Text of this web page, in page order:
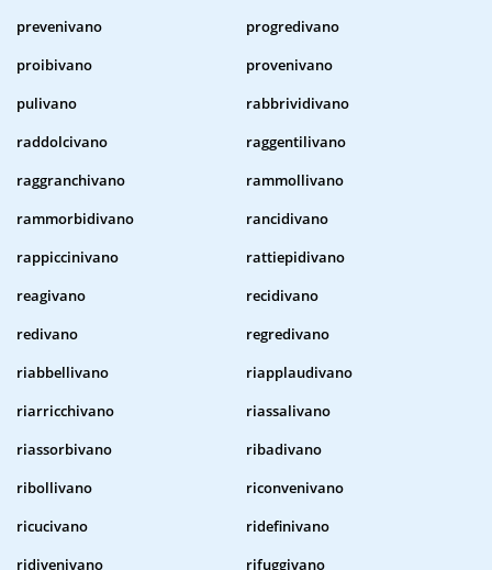
prevenivano
progredivano
proibivano
provenivano
pulivano
rabbrividivano
raddolcivano
raggentilivano
raggranchivano
rammollivano
rammorbidivano
rancidivano
rappiccinivano
rattiepidivano
reagivano
recidivano
redivano
regredivano
riabbellivano
riapplaudivano
riarricchivano
riassalivano
riassorbivano
ribadivano
ribollivano
riconvenivano
ricucivano
ridefinivano
ridivenivano
rifuggivano